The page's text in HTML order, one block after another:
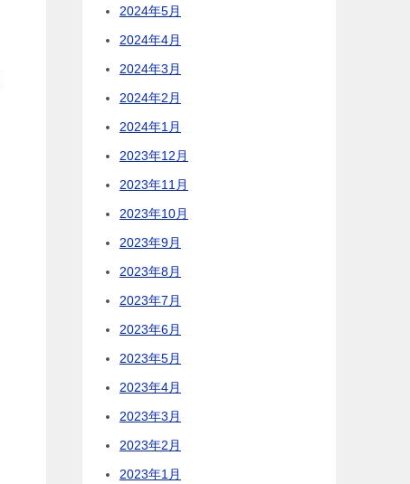
2024年5月
2024年4月
2024年3月
2024年2月
2024年1月
2023年12月
2023年11月
2023年10月
2023年9月
2023年8月
2023年7月
2023年6月
2023年5月
2023年4月
2023年3月
2023年2月
2023年1月